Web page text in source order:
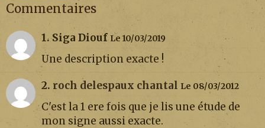
Commentaires
1. Siga DioufLe 10/03/2019
Une description exacte !
2. roch delespaux chantal Le 08/03/2012
C'est la 1 ere fois que je lis une étude de
mon signe aussi exacte.